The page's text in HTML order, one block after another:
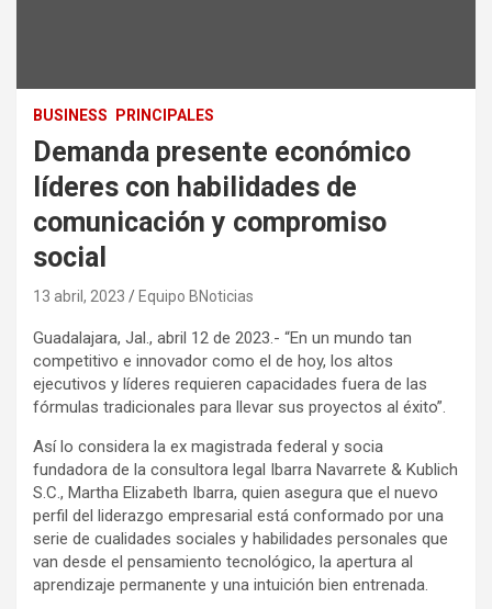
BUSINESS PRINCIPALES
Demanda presente económico
líderes con habilidades de
comunicación y compromiso
social
13 abril, 2023 Equipo BNoticias
Guadalajara, Jal., abril 12 de 2023.- “En un mundo tan
competitivo e innovador como el de hoy, los altos
ejecutivos y líderes requieren capacidades fuera de las
fórmulas tradicionales para llevar sus proyectos al éxito”.
Así lo considera la ex magistrada federal y socia
fundadora de la consultora legal Ibarra Navarrete & Kublich
S.C., Martha Elizabeth Ibarra, quien asegura que el nuevo
perfil del liderazgo empresarial está conformado por una
serie de cualidades sociales y habilidades personales que
van desde el pensamiento tecnológico, la apertura al
aprendizaje permanente y una intuición bien entrenada.